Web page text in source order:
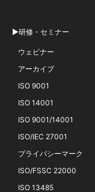
▶研修・セミナー
ウェビナー
アーカイブ
ISO 9001
ISO 14001
ISO 9001/14001
ISO/IEC 27001
プライバシーマーク
ISO/FSSC 22000
ISO 13485